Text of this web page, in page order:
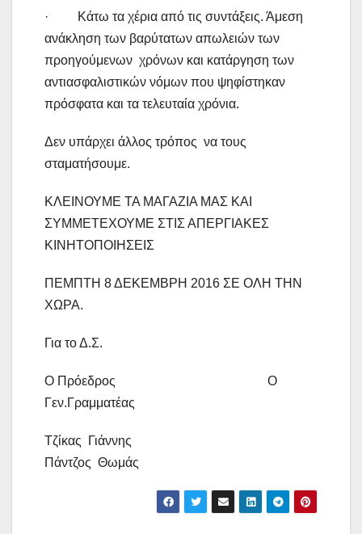
· Κάτω τα χέρια από τις συντάξεις. Άμεση
ανάκληση των βαρύτατων απωλειών των
προηγούμενων χρόνων και κατάργηση των
αντιασφαλιστικών νόμων που ψηφίστηκαν
πρόσφατα και τα τελευταία χρόνια.
Δεν υπάρχει άλλος τρόπος να τους
σταματήσουμε.
ΚΛΕΙΝΟΥΜΕ ΤΑ ΜΑΓΑΖΙΑ ΜΑΣ ΚΑΙ
ΣΥΜΜΕΤΕΧΟΥΜΕ ΣΤΙΣ ΑΠΕΡΓΙΑΚΕΣ
ΚΙΝΗΤΟΠΟΙΗΣΕΙΣ
ΠΕΜΠΤΗ 8 ΔΕΚΕΜΒΡΗ 2016 ΣΕ ΟΛΗ ΤΗΝ
ΧΩΡΑ.
Για το Δ.Σ.
Ο Πρόεδρος Ο
Γεν.Γραμματέας
Τζίκας Γιάννης
Πάντζος Θωμάς